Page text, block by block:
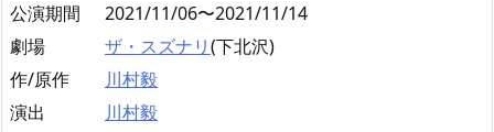
公演期間
2021/11/06〜2021/11/14
劇場
ザ・スズナリ(下北沢)
作/原作
川村毅
演出
川村毅